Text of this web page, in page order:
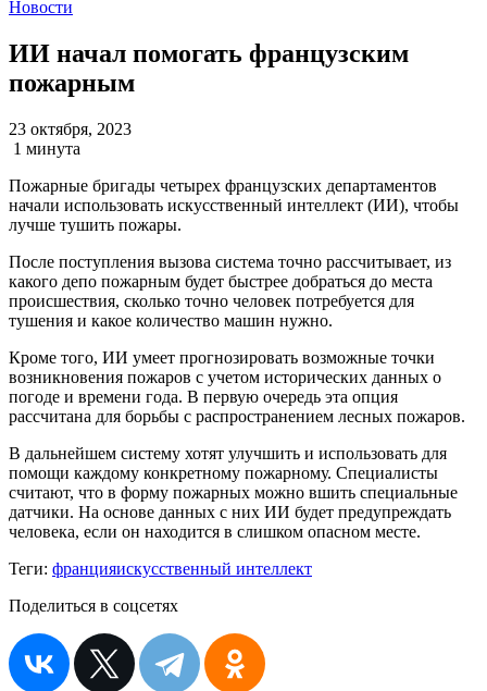
Новости
ИИ начал помогать французским
пожарным
23 октября, 2023
1 минута
Пожарные бригады четырех французских департаментов
начали использовать искусственный интеллект (ИИ), чтобы
лучше тушить пожары.
После поступления вызова система точно рассчитывает, из
какого депо пожарным будет быстрее добраться до места
происшествия, сколько точно человек потребуется для
тушения и какое количество машин нужно.
Кроме того, ИИ умеет прогнозировать возможные точки
возникновения пожаров с учетом исторических данных о
погоде и времени года. В первую очередь эта опция
рассчитана для борьбы с распространением лесных пожаров.
В дальнейшем систему хотят улучшить и использовать для
помощи каждому конкретному пожарному. Специалисты
считают, что в форму пожарных можно вшить специальные
датчики. На основе данных с них ИИ будет предупреждать
человека, если он находится в слишком опасном месте.
Теги: францияискусственный интеллект
Поделиться в соцсетях